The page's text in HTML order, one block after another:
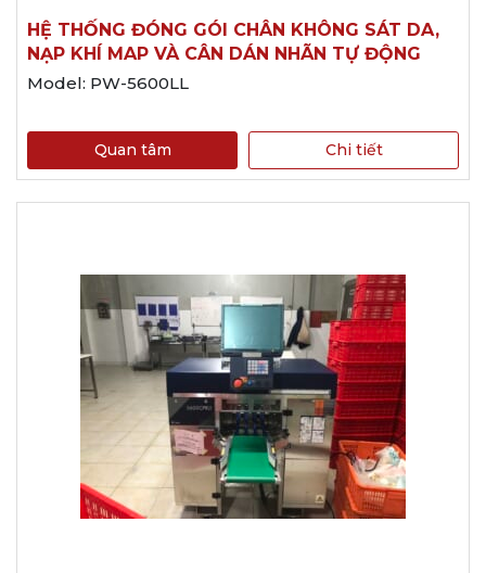
HỆ THỐNG ĐÓNG GÓI CHÂN KHÔNG SÁT DA,
NẠP KHÍ MAP VÀ CÂN DÁN NHÃN TỰ ĐỘNG
Model: PW-5600LL
Quan tâm Chi tiết